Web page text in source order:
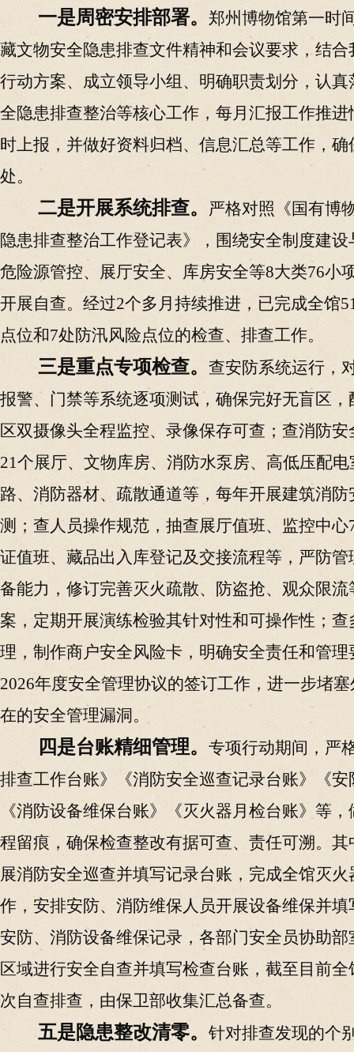
一是周密安排部署。 郑州博物馆第一时
藏文物安全隐患排查文件精神和会议要求，结
行动方案、成立领导小组、明确职责划分，认
全隐患排查整治等核心工作，每月汇报工作推
时上报，并做好资料归档、信息汇总等工作 ，
处。
二是开展系统排查。
严格对照《国有博
隐患排查整治工作登记表》，围绕安全制度建
危险源管控、展厅安全、库房安全等8大类76小
开展自查。经过2个多月持续推进，已完成全馆
点位和7处防汛风险点位的检查、 排查工作。
三是重点专项检查。 查安防系统运行，
报警、门禁等系统逐项测试，确保完好无盲区
区双摄像头全程监控、录像保存可查；查消防
21个展厅、文物库房、消防水泵房、高低压配
路、消防器材、疏散通道等，每年开展建筑消
测；查人员操作规范，抽查展厅值班、监控中心
证值班、藏品出入库登记及交接流程等，严防
备能力，修订完善灭火疏散、防盗抢、观众限流
案，定期开展演练检验其针对性和可操作性；
理，制作商户安全风险卡，明确安全责任和管理
2026年度安全管理协议的签订工作，进一步堵
在的安全管理漏洞。
四是台账精细管理。 专项行动期间，严
排查工作台账》《消防安全巡查记录台账》《
《消防设备维保台账》《灭火器月检台账》等
程留痕，确保检查整改有据可查、责任可溯。
展消防安全巡查并填写记录台账，完成全馆灭
作，安排安防、消防维保人员开展设备维保并
安防、消防设备维保记录，各部门安全员协助
区域进行安全自查并填写检查台账， 截至目前全
次自查排查，由保卫部收集汇总备查。
五是隐患整改清零。 针对排查发现的个